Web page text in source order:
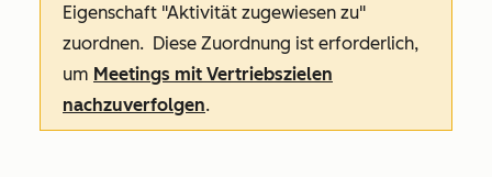
Eigenschaft "Aktivität zugewiesen zu"
zuordnen. Diese Zuordnung ist erforderlich,
um Meetings mit Vertriebszielen
nachzuverfolgen.